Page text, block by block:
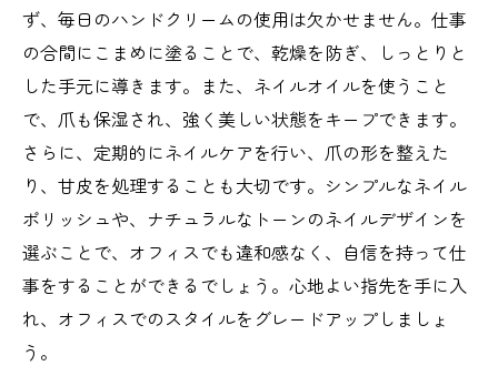
ず、毎日のハンドクリームの使用は欠かせません。仕事
の合間にこまめに塗ることで、乾燥を防ぎ、しっとりと
した手元に導きます。また、ネイルオイルを使うこと
で、爪も保湿され、強く美しい状態をキープできます。
さらに、定期的にネイルケアを行い、爪の形を整えた
り、甘皮を処理することも大切です。シンプルなネイル
ポリッシュや、ナチュラルなトーンのネイルデザインを
選ぶことで、オフィスでも違和感なく、自信を持って仕
事をすることができるでしょう。心地よい指先を手に入
れ、オフィスでのスタイルをグレードアップしましょ
う。